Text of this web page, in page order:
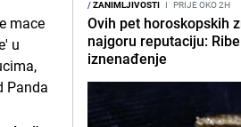
/ZANIMLJIVOSTI I PRIJE OKO 2H
Ovih pet horoskopskih
najgoru reputaciju:
iznenađenje